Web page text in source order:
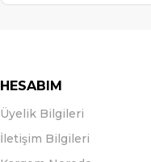
HESABIM
Üyelik Bilgileri
İletişim Bilgileri